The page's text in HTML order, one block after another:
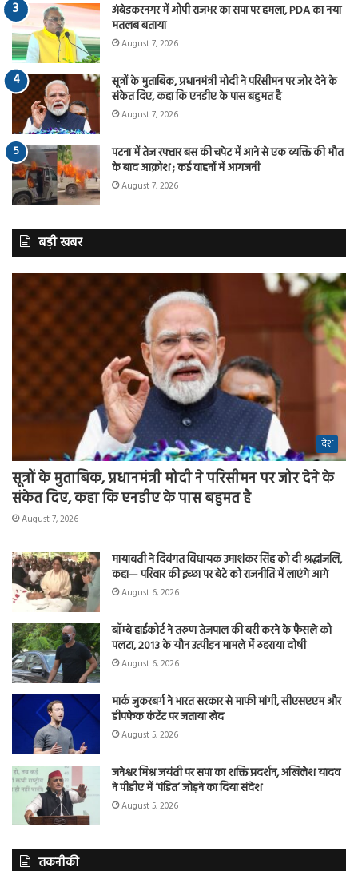
अंबेडकरनगर में ओपी राजभर का सपा पर हमला, PDA का नया
मतलब बताया
August 7, 2026
सूत्रों के मुताबिक, प्रधानमंत्री मोदी ने परिसीमन पर जोर देने के
संकेत दिए, कहा कि एनडीए के पास बहुमत है
August 7, 2026
पटना में तेज रफ्तार बस की चपेट में आने से एक व्यक्ति की मौत
के बाद आक्रोश ; कई वाहनों में आगजनी
August 7, 2026
बड़ी खबर
देश
सूत्रों के मुताबिक, प्रधानमंत्री मोदी ने परिसीमन पर जोर देने के
संकेत दिए, कहा कि एनडीए के पास बहुमत है
August 7, 2026
मायावती ने दिवंगत विधायक उमाशंकर सिंह को दी श्रद्धांजलि,
कहा— परिवार की इच्छा पर बेटे को राजनीति में लाएंगे आगे
August 6, 2026
बॉम्बे हाईकोर्ट ने तरुण तेजपाल की बरी करने के फैसले को
पलटा, 2013 के यौन उत्पीड़न मामले में ठहराया दोषी
August 6, 2026
मार्क जुकरबर्ग ने भारत सरकार से माफी मांगी, सीएसएएम और
डीपफेक कंटेंट पर जताया खेद
August 5, 2026
जनेश्वर मिश्र जयंती पर सपा का शक्ति प्रदर्शन, अखिलेश यादव
ने पीडीए में ‘पंडित’ जोड़ने का दिया संदेश
August 5, 2026
तकनीकी